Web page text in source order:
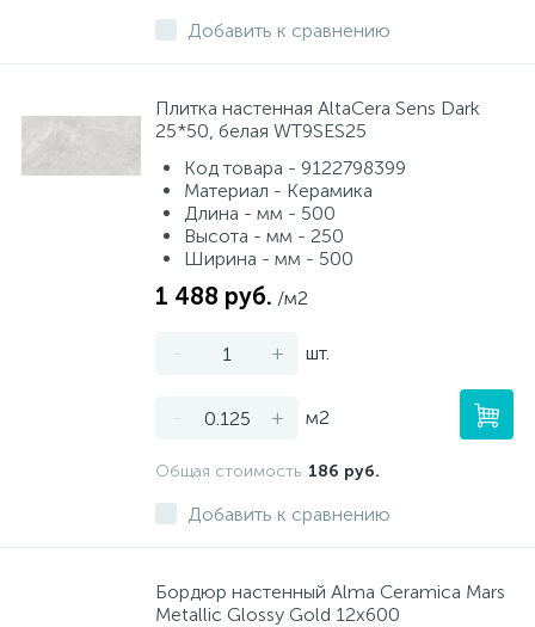
Добавить к сравнению
Плитка настенная AltaCera Sens Dark
25*50, белая WT9SES25
Код товара - 9122798399
Материал - Керамика
Длина - мм - 500
Высота - мм - 250
Ширина - мм - 500
1 488 руб. /м2
- + шт.
- + м2
Общая стоимость 186 руб.
Добавить к сравнению
Бордюр настенный Alma Ceramica Mars
Metallic Glossy Gold 12x600